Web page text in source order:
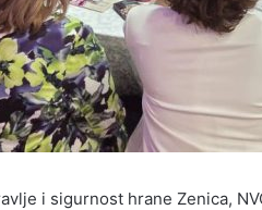
i sigurnost hrane Zenica,